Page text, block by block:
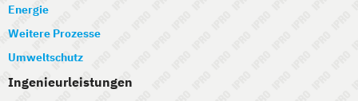
Energie
Weitere Prozesse
Umweltschutz
Ingenieurleistungen